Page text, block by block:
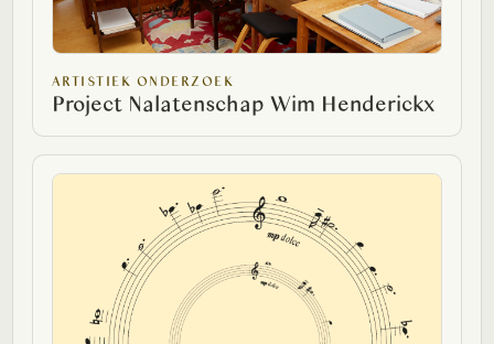
ARTISTIEK ONDERZOEK
Project Nalatenschap Wim Henderickx